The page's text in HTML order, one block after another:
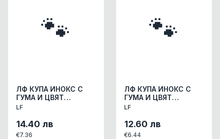
🐾
ЛФ КУПА ИНОКС С
ГУМА И ЦВЯТ
1.90Л/21СМ
КОТЕ КУПИЧКИ/WC
СЪДОВЕ 1бр
LF
14.40 лв
€7.36
🐾
ЛФ КУПА ИНОКС С
ГУМА И ЦВЯТ
1.20Л/17.5СМ
КОТЕ КУПИЧКИ/WC
СЪДОВЕ 1бр.
LF
12.60 лв
€6.44